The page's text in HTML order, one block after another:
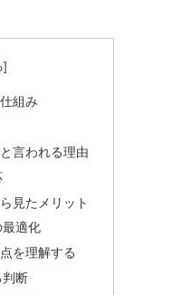
組み
言われる理由
見たメリット
適化
を理解する
判断